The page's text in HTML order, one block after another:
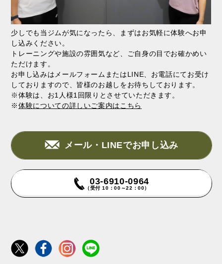
少しでも当ジムが気になったら、まずはお気軽に体験へお申
し込みください。
トレーニングや施設の雰囲気など、ご自身の目でお確かめい
ただけます。
お申し込みはメールフォームまたはLINE、お電話にてお受け
しておりますので、皆様のお越しをお待ちしております。
※体験は、お1人様1回限りとさせていただきます。
※体験についての詳しいご案内はこちら
メール・LINEでお申し込み
03-6910-0964
（受付 10：00～22：00）